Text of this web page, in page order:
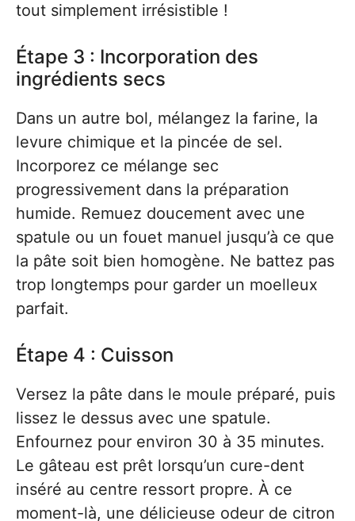
tout simplement irrésistible !
Étape 3 : Incorporation des
ingrédients secs
Dans un autre bol, mélangez la farine, la
levure chimique et la pincée de sel.
Incorporez ce mélange sec
progressivement dans la préparation
humide. Remuez doucement avec une
spatule ou un fouet manuel jusqu’à ce que
la pâte soit bien homogène. Ne battez pas
trop longtemps pour garder un moelleux
parfait.
Étape 4 : Cuisson
Versez la pâte dans le moule préparé, puis
lissez le dessus avec une spatule.
Enfournez pour environ 30 à 35 minutes.
Le gâteau est prêt lorsqu’un cure-dent
inséré au centre ressort propre. À ce
moment-là, une délicieuse odeur de citron